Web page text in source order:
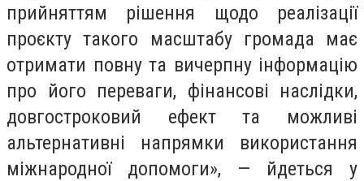
прийняттям рішення щодо реалізації
проєкту такого масштабу громада має
отримати повну та вичерпну інформацію
про його переваги, фінансові наслідки,
довгостроковий ефект та можливі
альтернативні напрямки використання
міжнародної допомоги», — йдеться у